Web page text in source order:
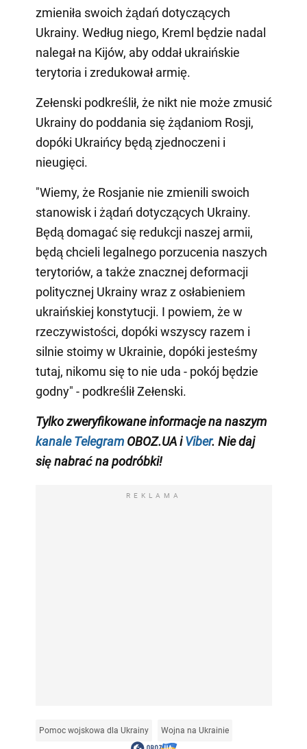
zmieniła swoich żądań dotyczących
Ukrainy. Według niego, Kreml będzie nadal
nalegał na Kijów, aby oddał ukraińskie
terytoria i zredukował armię.
Zełenski podkreślił, że nikt nie może zmusić
Ukrainy do poddania się żądaniom Rosji,
dopóki Ukraińcy będą zjednoczeni i
nieugięci.
"Wiemy, że Rosjanie nie zmienili swoich
stanowisk i żądań dotyczących Ukrainy.
Będą domagać się redukcji naszej armii,
będą chcieli legalnego porzucenia naszych
terytoriów, a także znacznej deformacji
politycznej Ukrainy wraz z osłabieniem
ukraińskiej konstytucji. I powiem, że w
rzeczywistości, dopóki wszyscy razem i
silnie stoimy w Ukrainie, dopóki jesteśmy
tutaj, nikomu się to nie uda - pokój będzie
godny" - podkreślił Zełenski.
Tylko zweryfikowane informacje na naszym
kanale TelegramOBOZ.UA iViber. Nie daj
się nabrać na podróbki!
REKLAMA
Pomoc wojskowa dla Ukrainy Wojna na Ukrainie